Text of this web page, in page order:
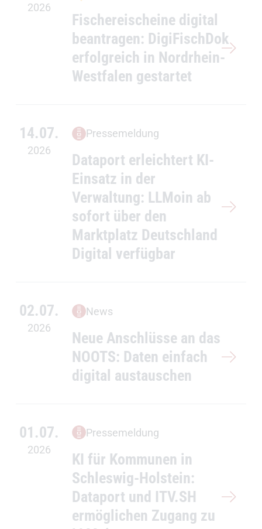
Fischereischeine digital
beantragen: DigiFischDok
erfolgreich in Nordrhein-
Westfalen gestartet
2026
Dataport erleichtert KI-
Einsatz in der
Verwaltung: LLMoin ab
sofort über den
Marktplatz Deutschland
Digital verfügbar
Pressemeldung
14.07.
2026
Neue Anschlüsse an das
NOOTS: Daten einfach
digital austauschen
News
02.07.
2026
KI für Kommunen in
Schleswig-Holstein:
Dataport und ITV.SH
ermöglichen Zugang zu
Pressemeldung
01.07.
2026